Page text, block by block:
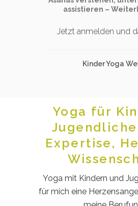
assistieren –
Jetzt anmelden und
Kinder Yoga
Yoga für
Expertise,
Yoga mit Kindern und
für mich eine